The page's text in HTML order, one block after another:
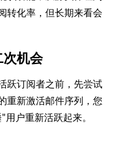
转化率，但长期来看会
次机会
跃订阅者之前，先尝试
重新激活邮件序列，您
户重新活跃起来。